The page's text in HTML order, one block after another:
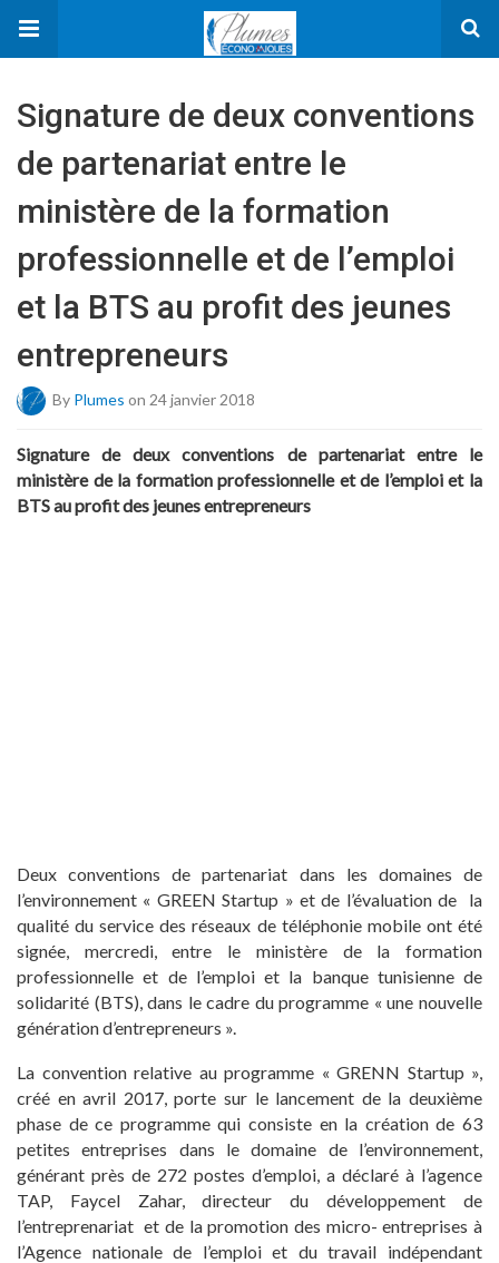
Signature de deux conventions
de partenariat entre le
ministère de la formation
professionnelle et de l’emploi
et la BTS au profit des jeunes
entrepreneurs
By Plumes on 24 janvier 2018
Signature de deux conventions de partenariat entre le
ministère de la formation professionnelle et de l’emploi et la
BTS au profit des jeunes entrepreneurs
Deux conventions de partenariat dans les domaines de
l’environnement « GREEN Startup » et de l’évaluation de la
qualité du service des réseaux de téléphonie mobile ont été
signée, mercredi, entre le ministère de la formation
professionnelle et de l’emploi et la banque tunisienne de
solidarité (BTS), dans le cadre du programme « une nouvelle
génération d’entrepreneurs ».
La convention relative au programme « GRENN Startup »,
créé en avril 2017, porte sur le lancement de la deuxième
phase de ce programme qui consiste en la création de 63
petites entreprises dans le domaine de l’environnement,
générant près de 272 postes d’emploi, a déclaré à l’agence
TAP, Faycel Zahar, directeur du développement de
l’entreprenariat et de la promotion des micro- entreprises à
l’Agence nationale de l’emploi et du travail indépendant